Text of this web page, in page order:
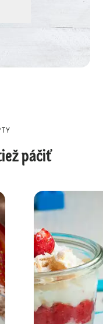
páčiť